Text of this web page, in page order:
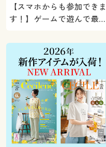
【スマホからも参加できま
す！】ゲームで遊んで最大
ト！